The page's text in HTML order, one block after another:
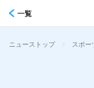
一覧
ニューストップ > スポー